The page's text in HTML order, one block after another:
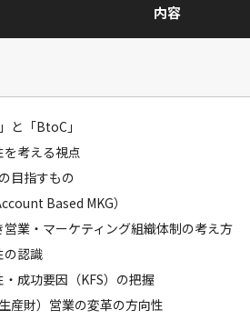
内容
と「BtoC」
を考える視点
目指すもの
Based MKG）
営業・マーケティング組織体制の考え方
の認識
・成功要因（KFS）の把握
産財）営業の変革の方向性